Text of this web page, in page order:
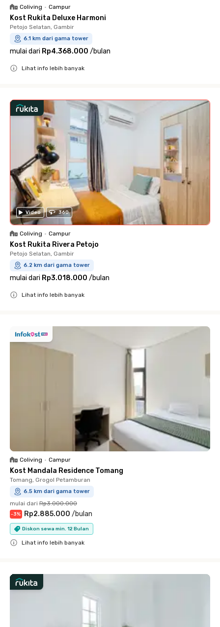
Coliving • Campur
Kost Rukita Deluxe Harmoni
Petojo Selatan, Gambir
6.1 km dari gama tower
mulai dari Rp4.368.000 /bulan
Lihat info lebih banyak
Video 360
Coliving • Campur
Kost Rukita Rivera Petojo
Petojo Selatan, Gambir
6.2 km dari gama tower
mulai dari Rp3.018.000 /bulan
Lihat info lebih banyak
Coliving • Campur
Kost Mandala Residence Tomang
Tomang, Grogol Petamburan
6.5 km dari gama tower
mulai dari Rp3.000.000
-3% Rp2.885.000 /bulan
Diskon sewa min. 12 Bulan
Lihat info lebih banyak